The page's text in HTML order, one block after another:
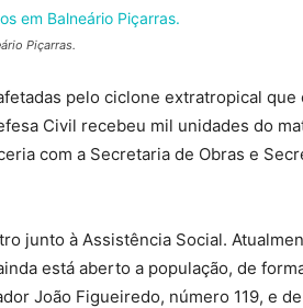
Piçarras.
pelo ciclone extratropical
Civil recebeu mil unidades do
com a Secretaria de Obras e
junto à Assistência Social.
está aberto a população, de
João Figueiredo, número 119, e